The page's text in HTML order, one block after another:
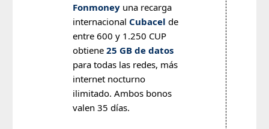
Fonmoney una recarga
internacional Cubacel de
entre 600 y 1.250 CUP
obtiene 25 GB de datos
para todas las redes, más
internet nocturno
ilimitado. Ambos bonos
valen 35 días.